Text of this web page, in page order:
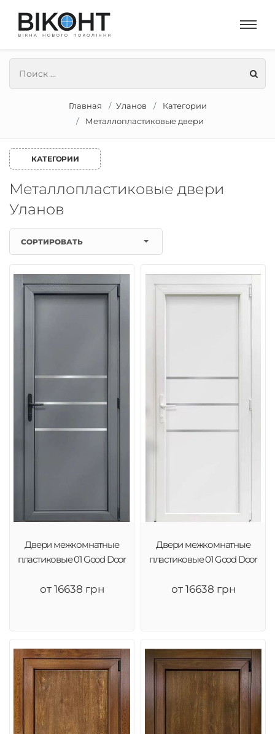
Главная Уланов
Категории
Металлопластиковые двери
КАТЕГОРИИ
Металлопластиковые двери
Уланов
СОРТИРОВАТЬ
Двери межкомнатные
пластиковые 01 Good Door
от 16638 грн
Двери межкомнатные
пластиковые 01 Good Door
от 16638 грн